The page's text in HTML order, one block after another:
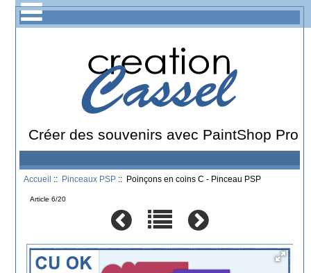
Créer des souvenirs avec PaintShop Pro
Accueil :: Pinceaux PSP :: Poinçons en coins C - Pinceau PSP
Article 6/20